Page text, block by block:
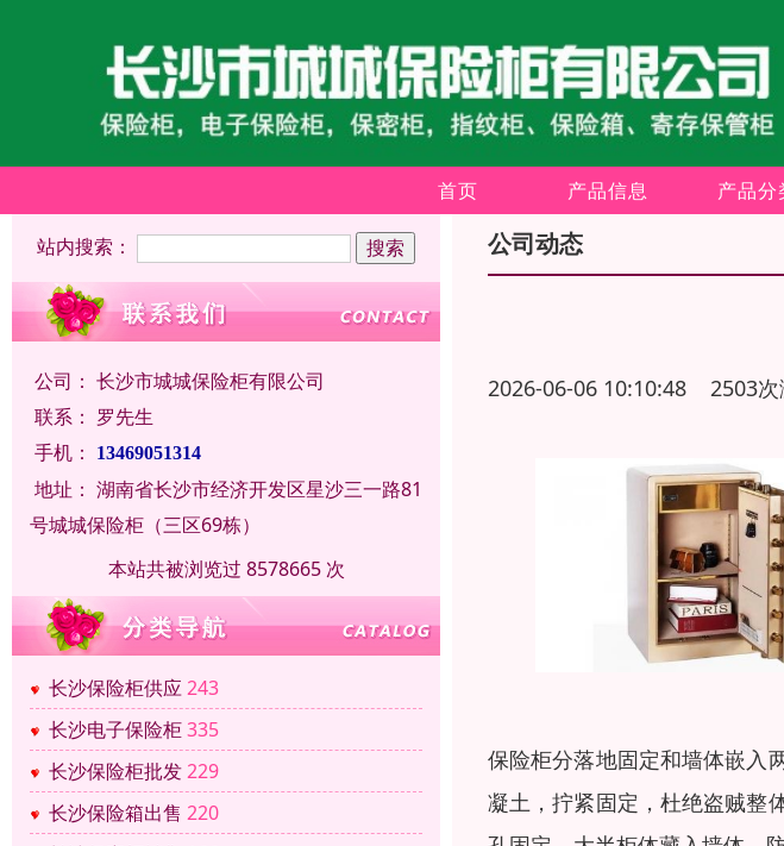
首页 产品信息 产品分
站内搜索：
公司： 长沙市城城保险柜有限公司
联系： 罗先生
手机：
13469051314
地址： 湖南省长沙市经济开发区星沙三一路81
号城城保险柜（三区69栋）
本站共被浏览过 8578665 次
长沙保险柜供应243
长沙电子保险柜335
长沙保险柜批发229
长沙保险箱出售 220
公司动态
2026-06-06 10:10:48 2503次
保险柜分落地固定和墙体嵌入
凝土，拧紧固定，杜绝盗贼整